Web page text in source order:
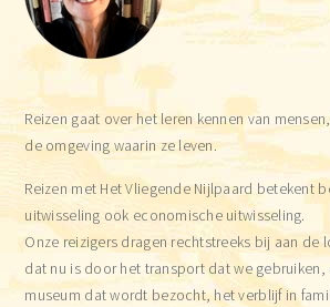
Reizen gaat over het leren kennen van
de omgeving waarin ze leven.
Reizen met Het Vliegende Nijlpaard betekent
uitwisseling ook economische uitwisseling.
Onze reizigers dragen rechtstreeks bij aan de
dat nu is door het transport dat we gebruiken,
museum dat wordt bezocht, het verblijf in